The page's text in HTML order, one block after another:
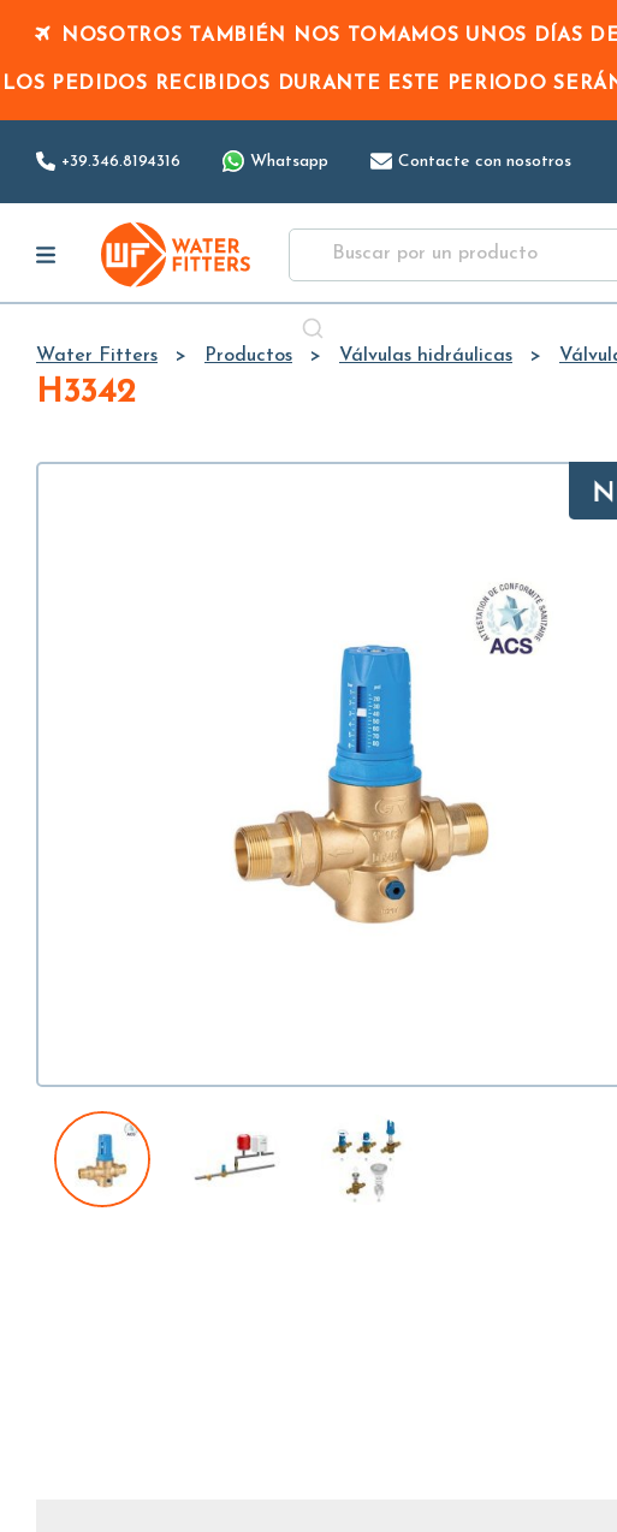
NOSOTROS TAMBIÉN NOS TOMAMOS UNOS DÍAS
LOS PEDIDOS RECIBIDOS DURANTE ESTE PERIODO
+39.346.8194316 Whatsapp Contacte con nosotros
Water Fitters Productos Válvulas hidráulicas
H3342